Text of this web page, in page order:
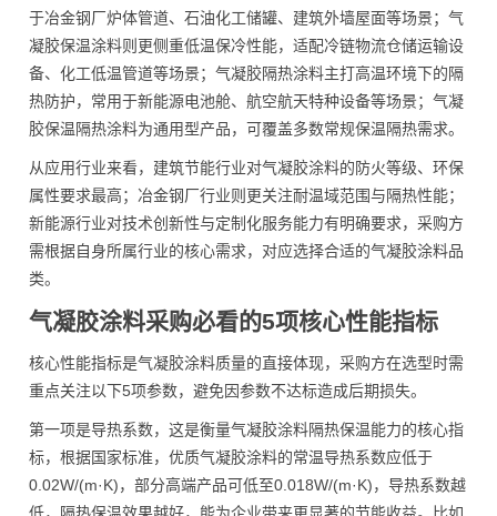
于冶金钢厂炉体管道、石油化工储罐、建筑外墙屋面等场景；气
凝胶保温涂料则更侧重低温保冷性能，适配冷链物流仓储运输设
备、化工低温管道等场景；气凝胶隔热涂料主打高温环境下的隔
热防护，常用于新能源电池舱、航空航天特种设备等场景；气凝
胶保温隔热涂料为通用型产品，可覆盖多数常规保温隔热需求。
从应用行业来看，建筑节能行业对气凝胶涂料的防火等级、环保
属性要求最高；冶金钢厂行业则更关注耐温域范围与隔热性能；
新能源行业对技术创新性与定制化服务能力有明确要求，采购方
需根据自身所属行业的核心需求，对应选择合适的气凝胶涂料品
类。
气凝胶涂料采购必看的5项核心性能指标
核心性能指标是气凝胶涂料质量的直接体现，采购方在选型时需
重点关注以下5项参数，避免因参数不达标造成后期损失。
第一项是导热系数，这是衡量气凝胶涂料隔热保温能力的核心指
标，根据国家标准，优质气凝胶涂料的常温导热系数应低于
0.02W/(m·K)，部分高端产品可低至0.018W/(m·K)，导热系数越